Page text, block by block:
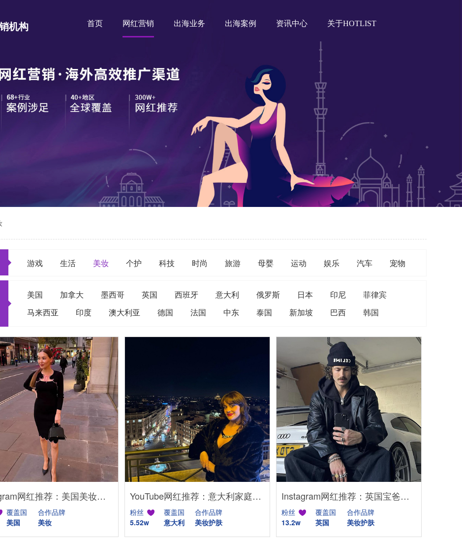
机构 首页 网红营销 出海业务 出海案例 资讯中心 关于HOTLIST
游戏 生活 美妆 个护 科技 时尚 旅游 母婴 运动 娱乐 汽车 宠物
美国 加拿大 墨西哥 英国 西班牙 意大利 俄罗斯 日本 印尼
菲律宾
马来西亚
印度 澳大利亚 德国 法国 中东 泰国 新加坡 巴西 韩国
Instagram网红推荐：美国美妆护肤博主，46万粉幽默科普达人合作
覆盖国
美国
合作品牌
美妆
YouTube网红推荐：意大利家庭生活美妆护肤尾部博主
粉丝
5.52w
覆盖国
意大利
合作品牌
美妆护肤
Instagram网红推荐：英国宝爸博主，男性美妆护肤达人合作
粉丝
13.2w
覆盖国
英国
合作品牌
美妆护肤